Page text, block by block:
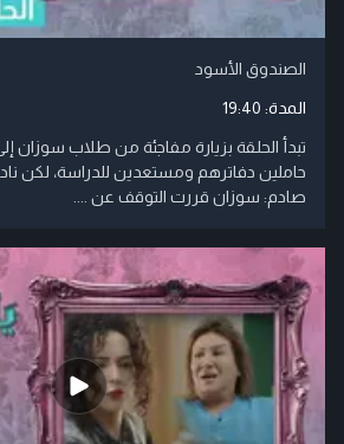
الصندوق الأسود
المدة: 19:40
تبدأ الحلقة بزيارة مفاجئة من طلاب سوزان
حاملين دفاترهم ومستعدين للدراسة، لكن
صادم: سوزان قررت التوقف عن ....